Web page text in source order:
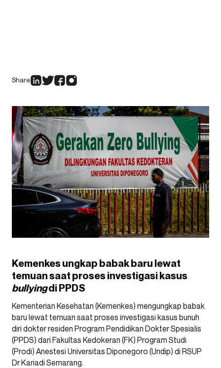
Share
Kemenkes ungkap babak baru lewat
temuan saat proses investigasi kasus
bullyingdi PPDS
Kementerian Kesehatan (Kemenkes) mengungkap babak
baru lewat temuan saat proses investigasi kasus bunuh
diri dokter residen Program Pendidikan Dokter Spesialis
(PPDS) dari Fakultas Kedokeran (FK) Program Studi
(Prodi) Anestesi Universitas Diponegoro (Undip) di RSUP
Dr Kariadi Semarang.